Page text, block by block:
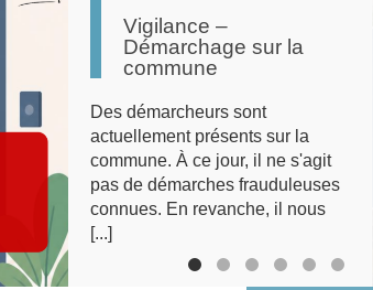
de la sortie Seniors à Paris
Report de
En raison de
d'organisation,
Notre-Dame,
le lundi 20 juillet,
mardi 13 octobre